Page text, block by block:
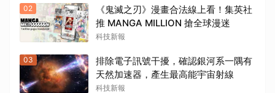
02
《鬼滅之刃》漫畫合法線上看！集英社
推 MANGA MILLION 搶全球漫迷
科技新報
03
排除電子訊號干擾，確認銀河系一隅有
天然加速器，產生最高能宇宙射線
科技新報